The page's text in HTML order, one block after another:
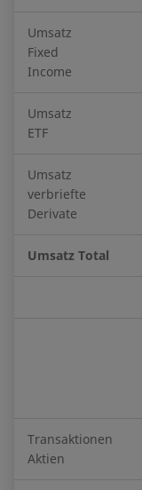
Umsatz
Fixed
Income
Umsatz
ETF
Umsatz
verbriefte
Derivate
Umsatz Total
Transaktionen
Aktien